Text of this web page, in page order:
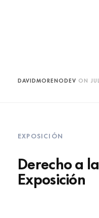
DAVIDMORENODEV ON
EXPOSICIÓN
Derecho a
Exposición